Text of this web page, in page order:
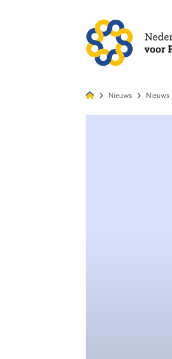
Nieuws Nieuws